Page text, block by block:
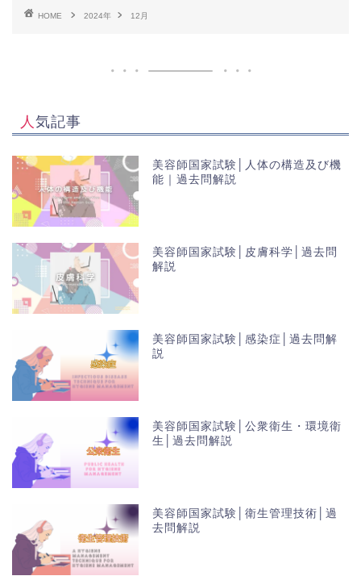
HOME 2024年 12月
人気記事
美容師国家試験│人体の構造及び機
能｜過去問解説
美容師国家試験│皮膚科学│過去問
解説
美容師国家試験│感染症│過去問解
説
美容師国家試験│公衆衛生・環境衛
生│過去問解説
美容師国家試験│衛生管理技術│過
去問解説